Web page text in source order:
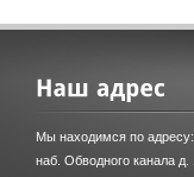
Мы находимся по адресу:
наб. Обводного канала